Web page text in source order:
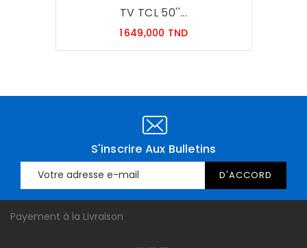
TV TCL 50''...
1 649,000 TNDPrix
S'inscrire Aux Bulletins
Payement à la Livraison